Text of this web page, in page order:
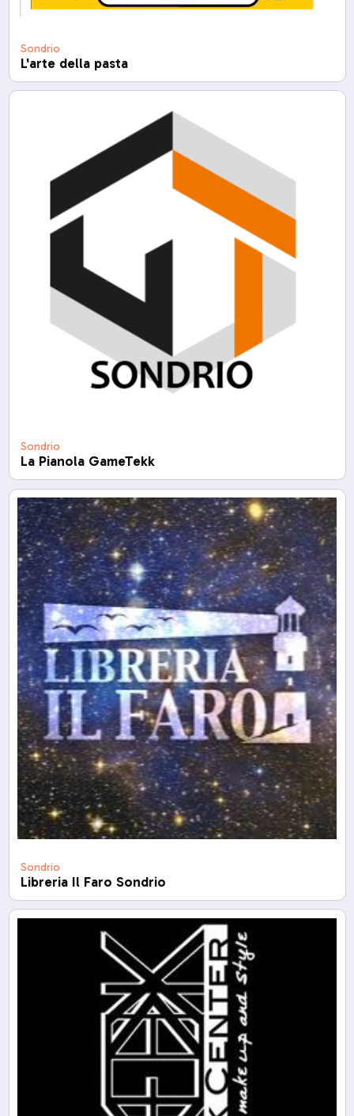
Sondrio
L'arte della pasta
Sondrio
La Pianola GameTekk
Sondrio
Libreria Il Faro Sondrio